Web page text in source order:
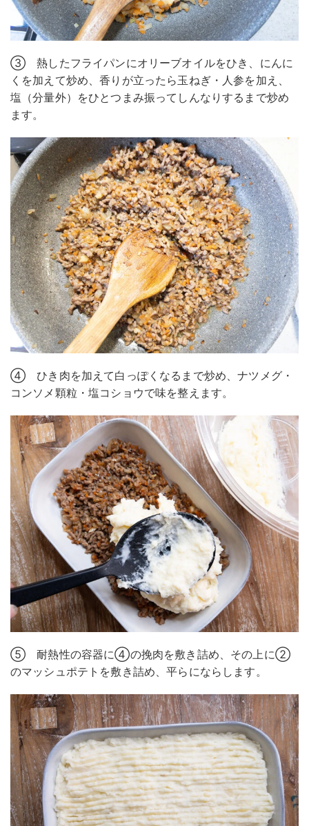
③ 熱したフライパンにオリーブオイルをひき、にんに
くを加えて炒め、香りが立ったら玉ねぎ・人参を加え、
塩（分量外）をひとつまみ振ってしんなりするまで炒め
ます。
④ ひき肉を加えて白っぽくなるまで炒め、ナツメグ・
コンソメ顆粒・塩コショウで味を整えます。
⑤ 耐熱性の容器に④の挽肉を敷き詰め、その上に②
のマッシュポテトを敷き詰め、平らにならします。